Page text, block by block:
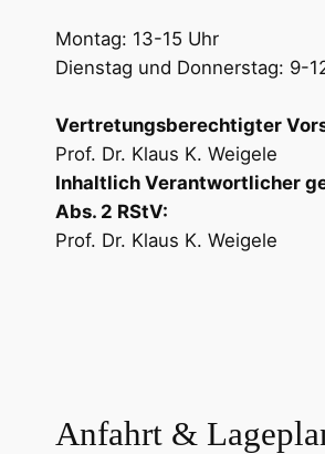
Montag: 13-15 Uhr
Dienstag und Donnerstag: 9-
Vertretungsberechtigter
Prof. Dr. Klaus K. Weigele
Inhaltlich Verantwortlicher
Abs. 2 RStV:
Prof. Dr. Klaus K. Weigele
Anfahrt &